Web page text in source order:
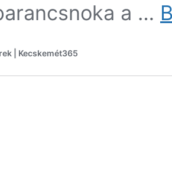
a …
| Kecskemét365